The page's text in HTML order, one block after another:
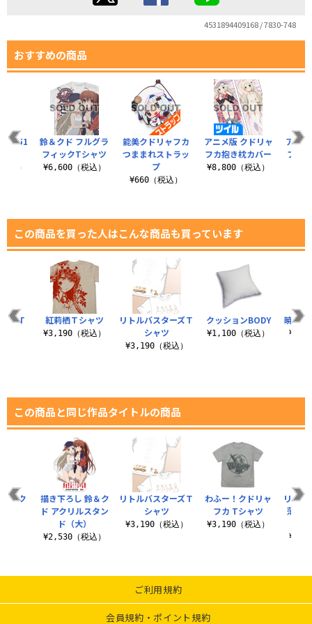
4531894409168 / 7830-748
おすすめの商品
能美クドリャフカ
つままれストラッ
プ
¥660（税込）
アニメ版 クドリャ
フカ抱き枕カバー
¥8,800（税込）
アニ
フカ
M-51
込）
鈴＆クド フルグラ
フィックTシャツ
¥6,600（税込）
この商品を買った人はこんな商品も買っています
リトルバスターズＴ
シャツ
¥3,190（税込）
クッションBODY
¥1,100（税込）
暁美ほ
カＴ
紅莉栖Ｔシャツ
¥3,190（税込）
この商品と同じ作品タイトルの商品
リトルバスターズＴ
シャツ
¥3,190（税込）
わふー！クドリャ
フカ Tシャツ
¥3,190（税込）
リトル
薄手
アク
描き下ろし 鈴＆ク
ド アクリルスタン
ド（大）
¥2,530（税込）
ご利用規約
会員規約・ポイント規約